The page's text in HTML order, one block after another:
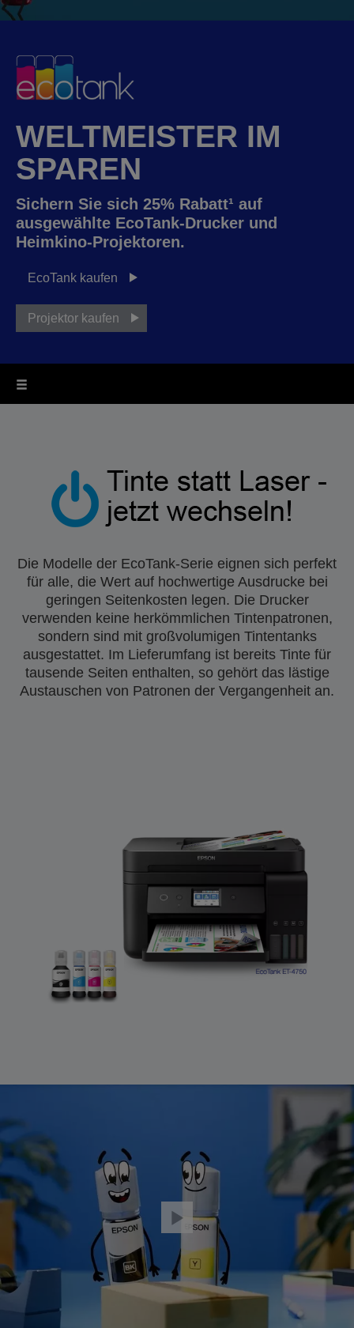
WELTMEISTER IM
SPAREN
Sichern Sie sich 25% Rabatt¹ auf
ausgewählte EcoTank-Drucker und
Heimkino-Projektoren.
EcoTank kaufen
Projektor kaufen
Die Modelle der EcoTank-Serie eignen sich perfekt
für alle, die Wert auf hochwertige Ausdrucke bei
geringen Seitenkosten legen. Die Drucker
verwenden keine herkömmlichen Tintenpatronen,
sondern sind mit großvolumigen Tintentanks
ausgestattet. Im Lieferumfang ist bereits Tinte für
tausende Seiten enthalten, so gehört das lästige
Austauschen von Patronen der Vergangenheit an.